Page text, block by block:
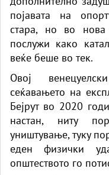
појавата на
стара, но во нова
послужи како
веќе беше во тек.
Овој
сеќавањето на
Бејрут во 2020
настан, ниту
уништување, туку
еден физички
општеството го